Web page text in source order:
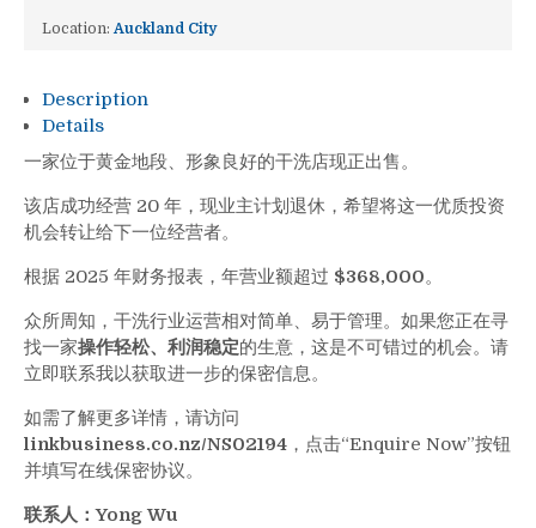
Location:Auckland City
Description
Details
一家位于黄金地段、形象良好的干洗店现正出售。
该店成功经营 20 年，现业主计划退休，希望将这一优质投资
机会转让给下一位经营者。
根据 2025 年财务报表，年营业额超过 $368,000。
众所周知，干洗行业运营相对简单、易于管理。如果您正在寻
找一家操作轻松、利润稳定的生意，这是不可错过的机会。请
立即联系我以获取进一步的保密信息。
如需了解更多详情，请访问
linkbusiness.co.nz/NS02194 ，点击“Enquire Now”按钮
并填写在线保密协议。
联系人：Yong Wu